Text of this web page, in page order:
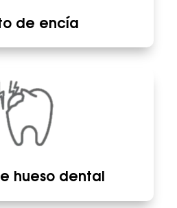
de encía
hueso dental